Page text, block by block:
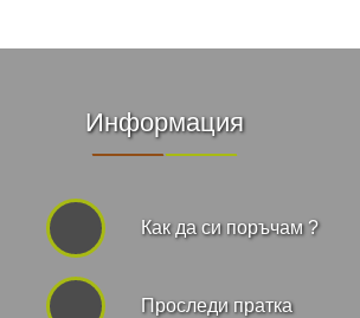
Информация
Как да си поръчам ?
Проследи пратка